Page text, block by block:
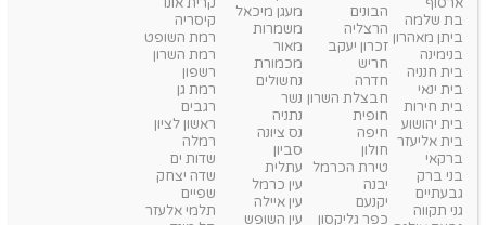
ארסוף
בת שלמה
ביתן מאהרון
בנימינה
בית חנניה
בית ינאי
בית חירות
בית יהושוע
בית אליעזר
ברקאי
בני ברק
גבעתיים
גני תקווה
הבונים
הרצליה
זכרון יעקב
חריש
חדרה
חבצלת השרון
חופית
חיפה
חולון
טירת הכרמל
יבנה
יקנעם
כפר גליקסון
מעגן מיכאל
משמרות
מאור
מכמורת
נחשולים
נשר
נתניה
נס ציונה
סביון
עתלית
עין כרמל
עין איילה
עין השופש
קרית אונו
קיסריה
רמת השופט
רמת השרון
רשפון
רמת גן
רגבים
ראשון לציון
רמלה
שדות ים
שדה יצחק
שפיים
תלמי אלעזר